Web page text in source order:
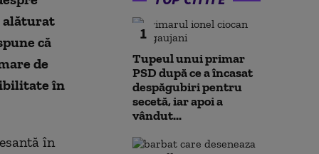
alăturat
că
de
în
în
1
Tupeul unui primar
PSD după ce a încasat
despăgubiri pentru
secetă, iar apoi a
vândut...